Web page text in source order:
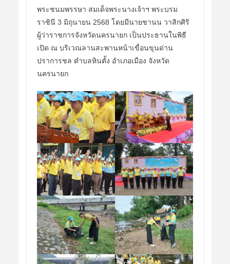
พระชนมพรรษา สมเด็จพระนางเจ้าฯ พระบรม
ราชินี 3 มิถุนายน 2568 โดยมีนายชานน วาสิกศิริ
ผู้ว่าราชการจังหวัดนครนายก เป็นประธานในพิธี
เปิด ณ บริเวณลานสะพานหน้าเขื่อนขุนด่าน
ปราการชล ตำบลหินตั้ง อำเภอเมือง จังหวัด
นครนายก